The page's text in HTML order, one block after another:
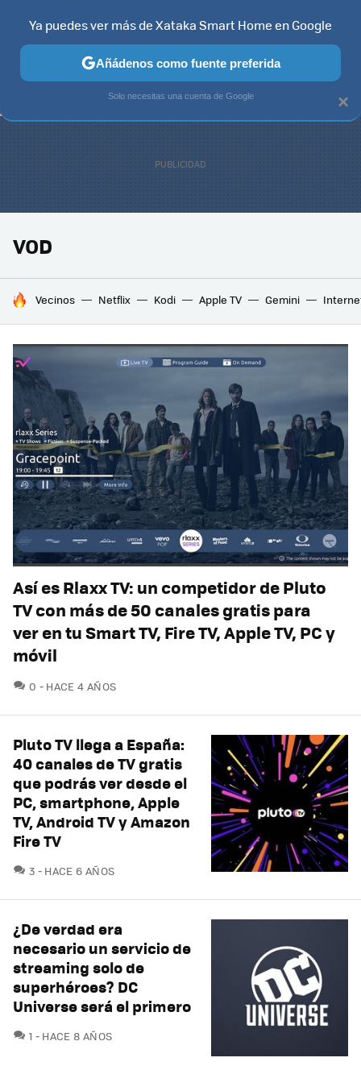
TELEVISORES CONTENIDOS SMART TV SELECCIÓN
VOD
HOY SE HABLA DE
Vecinos Netflix Kodi Apple TV Gemini
Así es Rlaxx TV: un competidor de Pluto
TV con más de 50 canales gratis para
ver en tu Smart TV, Fire TV, Apple TV, PC y
móvil
0 COMENTARIOS
HACE 4 AÑOS
Pluto TV llega a España:
40 canales de TV gratis
que podrás ver desde el
PC, smartphone, Apple
TV, Android TV y Amazon
Fire TV
3 COMENTARIOS
HACE 6 AÑOS
¿De verdad era
necesario un servicio de
streaming solo de
superhéroes? DC
Universe será el primero
1 COMENTARIOS
HACE 8 AÑOS
×
Ya puedes ver más de Xataka Smart Home en Google
Añádenos como fuente preferida
Solo necesitas una cuenta de Google